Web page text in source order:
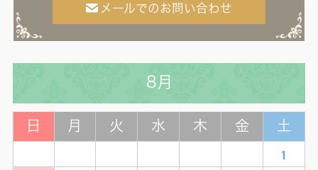
メールでのお問い合わせ
8月
日 月 火 水 木 金 土
1